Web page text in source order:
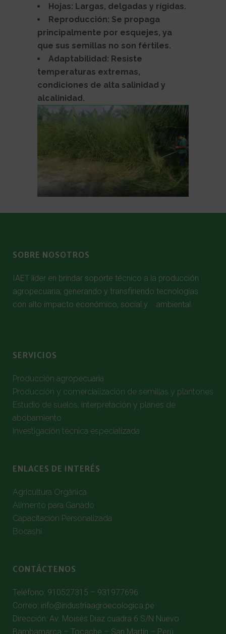
Hojas: Largas, delgadas y rígidas.
Reproducción: Se propaga
principalmente por esquejes, ya
que sus semillas no son fértiles.
Adaptabilidad: Resiste
temperaturas extremas,
condiciones de alta salinidad y
alcalinidad.
SOBRE NOSOTROS
IAET líder en brindar soporte técnico a la producción
agropecuaria; generando y transfiriendo tecnologías
con alto impacto económico, social y ambiental.
SERVICIOS
Producción agropecuaria
Producción y comercialización de semillas y plantones
Estudio de suelos, interpretación y planes de
abobamiento
Investigación técnica especializada
ENLACES DE INTERÉS
Agricultura Orgánica
Alimento para Ganado
Capacitación Personalizada
Bocashi
CONTÁCTENOS
Teléfono: 910527315 – 931977696
Correo: info@industriaagroecologica.pe
Dirección: Av. Moisés Diaz cuadra 6 S/N Nuevo
Bambamarca – Tocache – San Martín – Perú